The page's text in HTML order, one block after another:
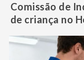
Comissão de
de criança no